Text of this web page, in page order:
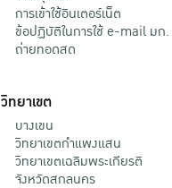
การเข้าใช้อินเตอร์เน็ต
ข้อปฏิบัติในการใช้ e-mail มก.
ถ่ายทอดสด
วิทยาเขต
บางเขน
วิทยาเขตกําแพงแสน
วิทยาเขตเฉลิมพระเกียรติ
จังหวัดสกลนคร